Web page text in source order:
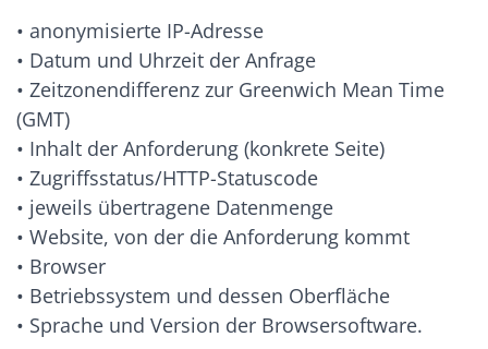
• anonymisierte IP-Adresse
• Datum und Uhrzeit der Anfrage
• Zeitzonendifferenz zur Greenwich Mean Time
(GMT)
• Inhalt der Anforderung (konkrete Seite)
• Zugriffsstatus/HTTP-Statuscode
• jeweils übertragene Datenmenge
• Website, von der die Anforderung kommt
• Browser
• Betriebssystem und dessen Oberfläche
• Sprache und Version der Browsersoftware.